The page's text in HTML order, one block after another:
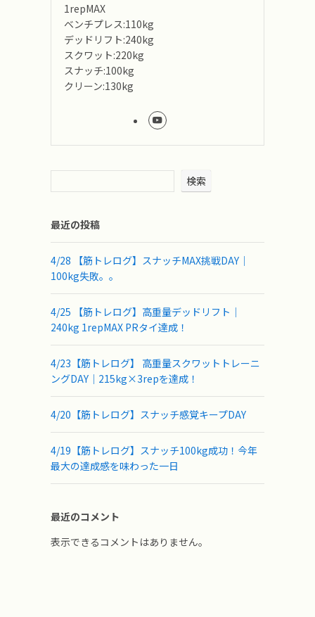
1repMAX
ベンチプレス:110kg
デッドリフト:240kg
スクワット:220kg
スナッチ:100kg
クリーン:130kg
検索
最近の投稿
4/28 【筋トレログ】スナッチMAX挑戦DAY｜
100kg失敗。。
4/25 【筋トレログ】高重量デッドリフト｜
240kg 1repMAX PRタイ達成！
4/23【筋トレログ】 高重量スクワットトレーニ
ングDAY｜215kg×3repを達成！
4/20【筋トレログ】スナッチ感覚キープDAY
4/19【筋トレログ】スナッチ100kg成功！今年
最大の達成感を味わった一日
最近のコメント
表示できるコメントはありません。